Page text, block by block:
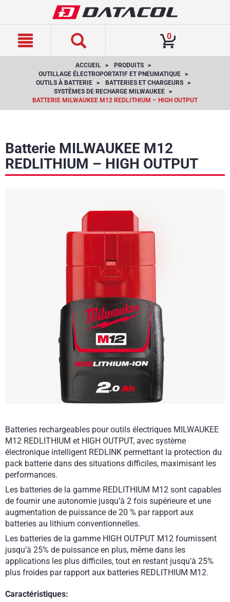
0
ACCUEIL
PRODUITS
OUTILLAGE ÉLECTROPORTATIF ET PNEUMATIQUE
OUTILS À BATTERIE
BATTERIES ET CHARGEURS
SYSTÈMES DE RECHARGE MILWAUKEE
BATTERIE MILWAUKEE M12 REDLITHIUM – HIGH OUTPUT
Batterie MILWAUKEE M12
REDLITHIUM – HIGH OUTPUT
Batteries rechargeables pour outils électriques MILWAUKEE
M12 REDLITHIUM et HIGH OUTPUT, avec système
électronique intelligent REDLINK permettant la protection du
pack batterie dans des situations difficiles, maximisant les
performances.
Les batteries de la gamme REDLITHIUM M12 sont capables
de fournir une autonomie jusqu’à 2 fois supérieure et une
augmentation de puissance de 20 % par rapport aux
batteries au lithium conventionnelles.
Les batteries de la gamme HIGH OUTPUT M12 fournissent
jusqu’à 25% de puissance en plus, même dans les
applications les plus difficiles, tout en restant jusqu’à 25%
plus froides par rapport aux batteries REDLITHIUM M12.
Caractéristiques: